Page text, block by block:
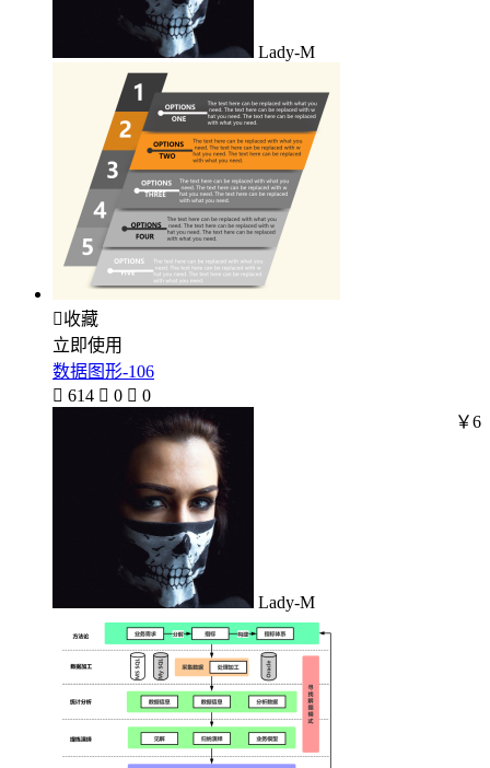
Lady-M
收藏
立即使用
数据图形-106
 614  0  0
Lady-M
￥6